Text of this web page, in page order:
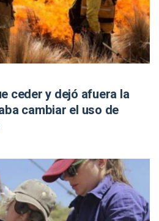
ceder y dejó afuera la
cambiar el uso de